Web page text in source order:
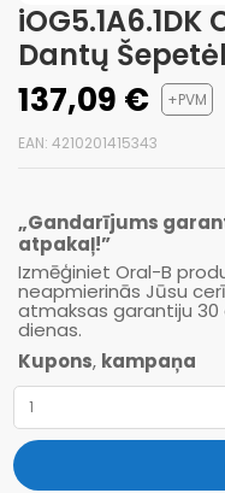
Dantų
137,09 € +PVM
EAN: 4210201415343
„Gandarījums
atpakaļ!”
Izmēģiniet Oral-B
neapmierinās Jūsu
atmaksas garantiju 30
dienas.
Kupons, kampaņa